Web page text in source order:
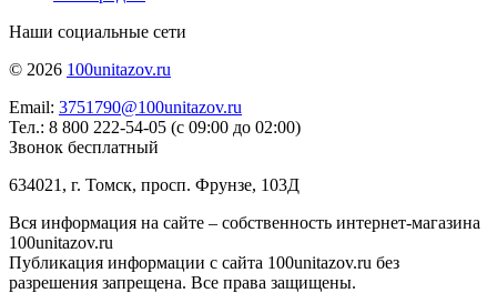
Наши социальные сети
© 2026 100unitazov.ru
Email: 3751790@100unitazov.ru
Тел.: 8 800 222-54-05 (с 09:00 до 02:00)
Звонок бесплатный
634021, г. Томск, просп. Фрунзе, 103Д
Вся информация на сайте – собственность интернет-магазина
100unitazov.ru
Публикация информации с сайта 100unitazov.ru без
разрешения запрещена. Все права защищены.